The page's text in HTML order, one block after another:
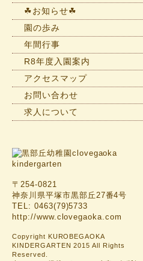
☘お知らせ☘
園の歩み
年間行事
R8年度入園案内
アクセスマップ
お問い合わせ
求人について
〒254-0821
神奈川県平塚市黒部丘27番4号
TEL: 0463(79)5733
http://www.clovegaoka.com
Copyright KUROBEGAOKA
KINDERGARTEN 2015 All Rights
Reserved.